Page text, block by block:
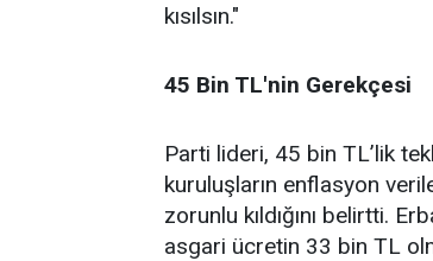
kısılsın."
45 Bin TL'nin Gerekçesi
Parti lideri, 45 bin TL’lik
kuruluşların enflasyon
zorunlu kıldığını belirtti.
asgari ücretin 33 bin TL